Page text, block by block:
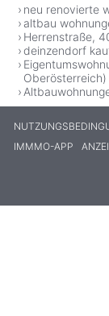
neu renovierte
altbau
Herrenstraße,
deinzendorf
Oberösterreich)
IMMMO-APP